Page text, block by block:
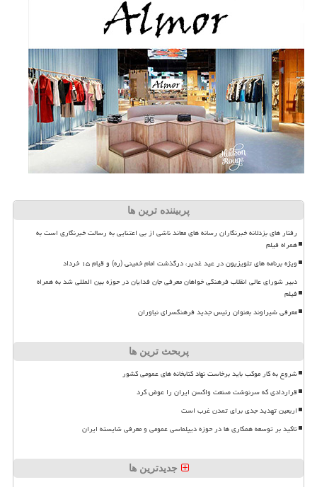
پربیننده ترین ها
رفتار های بزدلانه خبرنگاران رسانه های معاند ناشی از بی اعتنایی به رسالت خبرنگاری است به
همراه فیلم
ویژه برنامه های تلویزیون در عید غدیر، درگذشت امام خمینی (ره) و قیام ۱۵ خرداد
دبیر شورای عالی انقلاب فرهنگی خواهان معرفی جان فدایان در حوزه بین المللی شد به همراه
فیلم
معرفی شیراوند بعنوان رئیس جدید فرهنگسرای نیاوران
پربحث ترین ها
شروع به کار موکب باید برخاست نهاد کتابخانه های عمومی کشور
قراردادی که سرنوشت صنعت واکسن ایران را عوض کرد
اربعین تهدید جدی برای تمدن غرب است
تاکید بر توسعه همکاری ها در حوزه دیپلماسی عمومی و معرفی شایسته ایران
جدیدترین ها